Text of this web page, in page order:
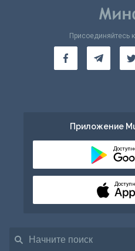
Присоединяйтесь
Приложение